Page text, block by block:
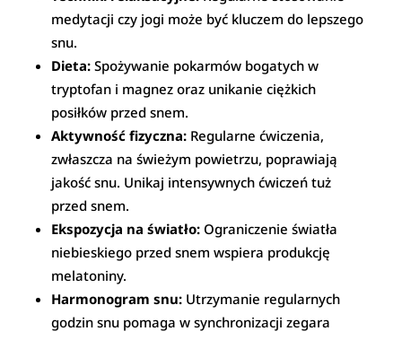
medytacji czy jogi może być kluczem do lepszego
snu.
Dieta: Spożywanie pokarmów bogatych w
tryptofan i magnez oraz unikanie ciężkich
posiłków przed snem.
Aktywność fizyczna: Regularne ćwiczenia,
zwłaszcza na świeżym powietrzu, poprawiają
jakość snu. Unikaj intensywnych ćwiczeń tuż
przed snem.
Ekspozycja na światło: Ograniczenie światła
niebieskiego przed snem wspiera produkcję
melatoniny.
Harmonogram snu: Utrzymanie regularnych
godzin snu pomaga w synchronizacji zegara